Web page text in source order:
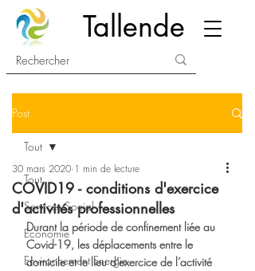
Tallende
Post
Tout
Services Social
Economie
Environnement Energie
Tout
COVID19 - conditions d'exercice
d'activités professionnelles
30 mars 2020 1 min de lecture
Durant la période de confinement liée au
Covid-19, les déplacements entre le
domicile et le lieu d’exercice de l’activité